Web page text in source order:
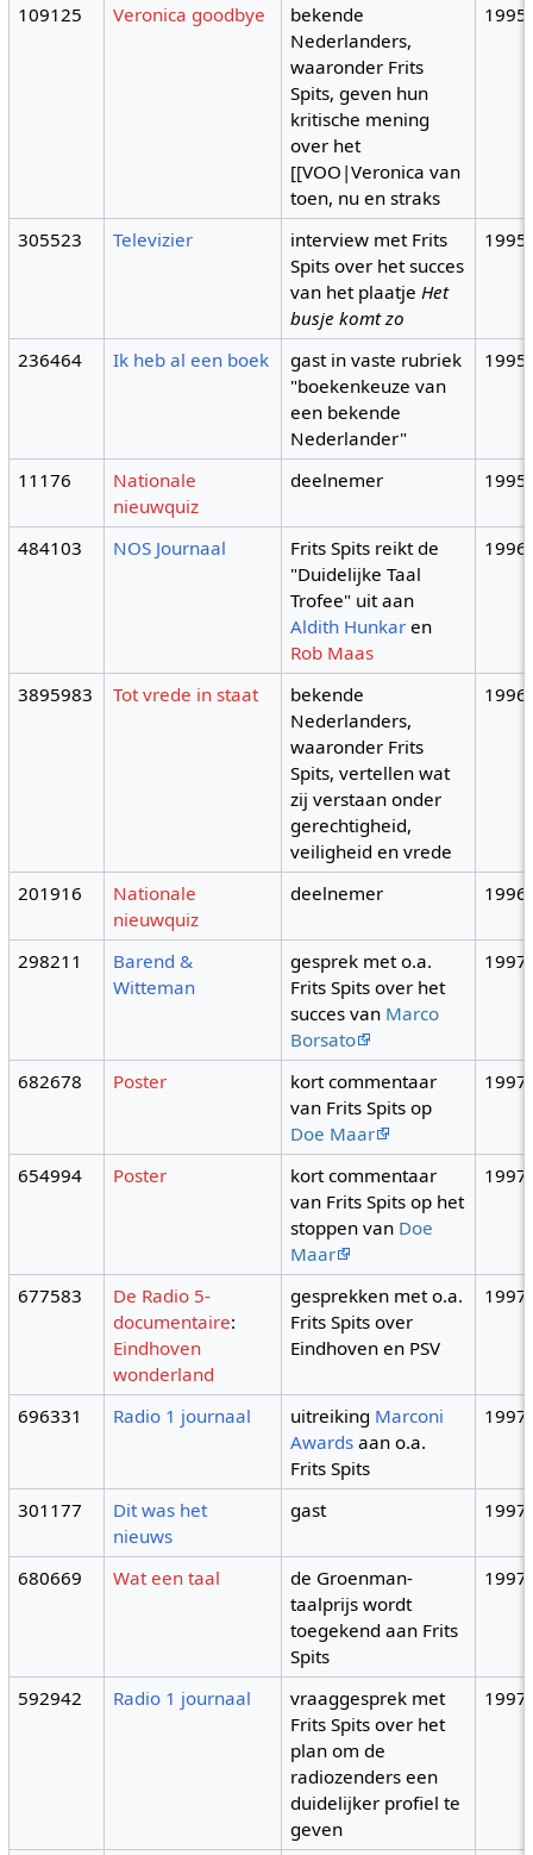
109125
Veronica goodbye
bekende
Nederlanders,
waaronder Frits
Spits, geven hun
kritische mening
over het
[[VOO|Veronica van
toen, nu en straks
1995
305523 Televizier
interview met Frits
Spits over het succes
van het plaatjeHet
busje komt zo
1995
236464 Ik heb al een boek
gast in vaste rubriek
"boekenkeuze van
een bekende
Nederlander"
1995
11176
Nationale
nieuwquiz
deelnemer 1995
484103 NOS Journaal
Frits Spits reikt de
"Duidelijke Taal
Trofee" uit aan
Aldith Hunkar en
Rob Maas
1996
3895983 Tot vrede in staat
bekende
Nederlanders,
waaronder Frits
Spits, vertellen wat
zij verstaan onder
gerechtigheid,
veiligheid en vrede
1996
201916
Nationale
nieuwquiz
deelnemer 1996
298211
Barend &
Witteman
gesprek met o.a.
Frits Spits over het
succes van Marco
Borsato
1997
682678 Poster
kort commentaar
van Frits Spits op
Doe Maar
1997
654994 Poster
kort commentaar
van Frits Spits op het
stoppen van Doe
Maar
1997
677583
De Radio 5-
documentaire:
Eindhoven
wonderland
gesprekken met o.a.
Frits Spits over
Eindhoven en PSV
1997
696331 Radio 1 journaal uitreiking Marconi
Awards aan o.a.
Frits Spits
1997
301177
Dit was het
nieuws
gast 1997
680669 Wat een taal
de Groenman-
taalprijs wordt
toegekend aan Frits
Spits
1997
592942 Radio 1 journaal
vraaggesprek met
Frits Spits over het
plan om de
radiozenders een
duidelijker profiel te
geven
1997